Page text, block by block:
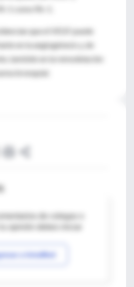
1 como flk-1.
que el VEGF puede
en la angiogénesis y, de
también en la remodelación
bronquial.
de colegas o
a IntraMed